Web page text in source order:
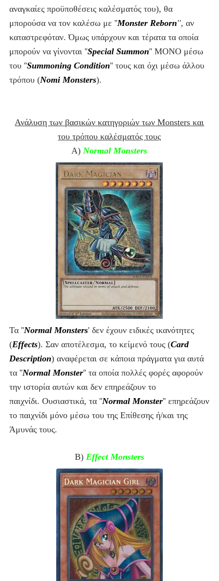
αναγκαίες προϋποθέσεις καλέσματός του), θα
μπορούσα να τον καλέσω με ''Monster Reborn'', αν
καταστρεφόταν. Όμως υπάρχουν και τέρατα τα οποία
μπορούν να γίνονται ''Special Summon'' ΜΟΝΟ μέσω
του ''Summoning Condition'' τους και όχι μέσω άλλου
τρόπου (Nomi Monsters).
Ανάλυση των βασικών κατηγοριών των Monsters και
του τρόπου καλέσματός τους
Α) Normal Monsters
Τα ''Normal Monsters' δεν έχουν ειδικές ικανότητες
(Effects). Σαν αποτέλεσμα, το κείμενό τους (Card
Description) αναφέρεται σε κάποια πράγματα για αυτά
τα''Normal Monster'' τα οποία πολλές φορές αφορούν
την ιστορία αυτών και δεν επηρεάζουν το
παιχνίδι. Ουσιαστικά, τα''Normal Monster'' επηρεάζουν
το παιχνίδι μόνο μέσω του της Επίθεσης ή/και της
Άμυνάς τους.
Β) Effect Monsters